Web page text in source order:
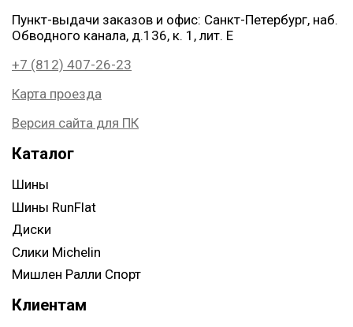
Пункт-выдачи заказов и офис: Санкт-Петербург, наб.
Обводного канала, д.136, к. 1, лит. Е
+7 (812) 407-26-23
Карта проезда
Версия сайта для ПК
Каталог
Шины
Шины RunFlat
Диски
Слики Michelin
Мишлен Ралли Спорт
Клиентам